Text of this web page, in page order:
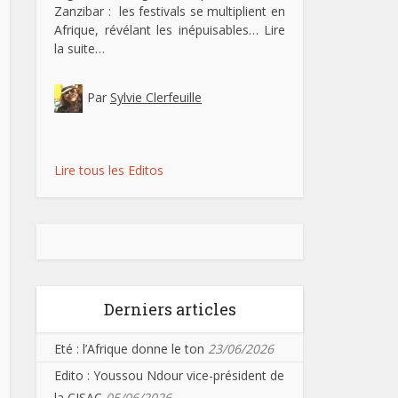
Zanzibar : les festivals se multiplient en
Afrique, révélant les inépuisables… Lire
la suite…
Par Sylvie Clerfeuille
Lire tous les Editos
Derniers articles
Eté : l’Afrique donne le ton 23/06/2026
Edito : Youssou Ndour vice-président de